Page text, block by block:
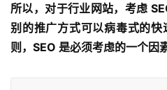
所以，对于行业网站，考虑
别的推广方式可以病毒式的
则，SEO 是必须考虑的一个因